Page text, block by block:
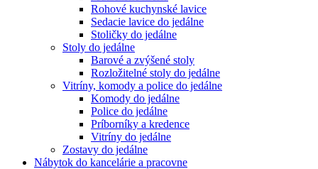
Rohové kuchynské lavice
Sedacie lavice do jedálne
Stoličky do jedálne
Stoly do jedálne
Barové a zvýšené stoly
Rozložitelné stoly do jedálne
Vitríny, komody a police do jedálne
Komody do jedálne
Police do jedálne
Príborníky a kredence
Vitríny do jedálne
Zostavy do jedálne
Nábytok do kancelárie a pracovne